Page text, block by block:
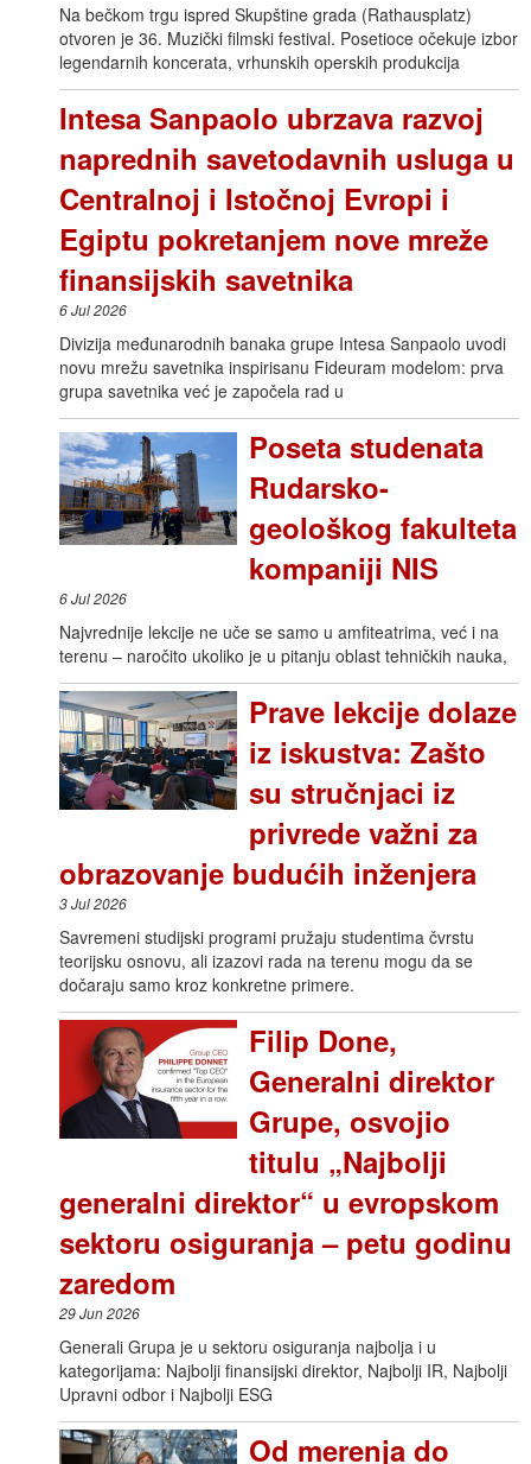
Na bečkom trgu ispred Skupštine grada (Rathausplatz)
otvoren je 36. Muzički filmski festival. Posetioce očekuje izbor
legendarnih koncerata, vrhunskih operskih produkcija
Intesa Sanpaolo ubrzava razvoj
naprednih savetodavnih usluga u
Centralnoj i Istočnoj Evropi i
Egiptu pokretanjem nove mreže
finansijskih savetnika
6 Jul 2026
Divizija međunarodnih banaka grupe Intesa Sanpaolo uvodi
novu mrežu savetnika inspirisanu Fideuram modelom: prva
grupa savetnika već je započela rad u
Poseta studenata
Rudarsko-
geološkog fakulteta
kompaniji NIS
6 Jul 2026
Najvrednije lekcije ne uče se samo u amfiteatrima, već i na
terenu – naročito ukoliko je u pitanju oblast tehničkih nauka,
Prave lekcije dolaze
iz iskustva: Zašto
su stručnjaci iz
privrede važni za
obrazovanje budućih inženjera
3 Jul 2026
Savremeni studijski programi pružaju studentima čvrstu
teorijsku osnovu, ali izazovi rada na terenu mogu da se
dočaraju samo kroz konkretne primere.
Filip Done,
Generalni direktor
Grupe, osvojio
titulu „Najbolji
generalni direktor“ u evropskom
sektoru osiguranja – petu godinu
zaredom
29 Jun 2026
Generali Grupa je u sektoru osiguranja najbolja i u
kategorijama: Najbolji finansijski direktor, Najbolji IR, Najbolji
Upravni odbor i Najbolji ESG
Od merenja do